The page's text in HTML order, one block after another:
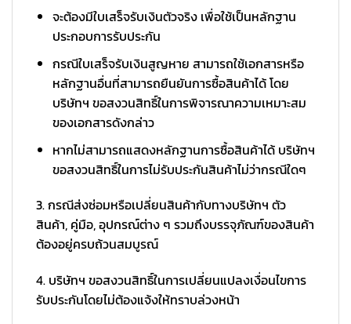
จะต้องมีใบเสร็จรับเงินตัวจริง เพื่อใช้เป็นหลักฐาน
ประกอบการรับประกัน
กรณีใบเสร็จรับเงินสูญหาย สามารถใช้เอกสารหรือ
หลักฐานอื่นที่สามารถยืนยันการซื้อสินค้าได้ โดย
บริษัทฯ ขอสงวนสิทธิ์ในการพิจารณาความเหมาะสม
ของเอกสารดังกล่าว
หากไม่สามารถแสดงหลักฐานการซื้อสินค้าได้ บริษัทฯ
ขอสงวนสิทธิ์ในการไม่รับประกันสินค้าไม่ว่ากรณีใดๆ
3. กรณีส่งซ่อมหรือเปลี่ยนสินค้ากับทางบริษัทฯ ตัว
สินค้า, คู่มือ, อุปกรณ์ต่าง ๆ รวมถึงบรรจุภัณฑ์ของสินค้า
ต้องอยู่ครบถ้วนสมบูรณ์
4. บริษัทฯ ขอสงวนสิทธิ์ในการเปลี่ยนแปลงเงื่อนไขการ
รับประกันโดยไม่ต้องแจ้งให้ทราบล่วงหน้า